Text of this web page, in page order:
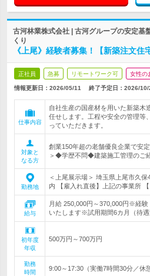
古河林業株式会社 | 古河グループの安定基
くり
《上尾》経験者募集！【新築注文
正社員 急募 リモートワーク可 女性の
情報更新日：2026/05/11 終了予定日： 2026/10/
仕事内容
自社生産の国産材を用いた新築木
任せします。工程や安全の管理等
っていただきます。
対象と
なる方
創業150年超の老舗優良企業で安
＞◆学歴不問◆建築施工管理のご
勤務地
＜上尾展示場＞ 埼玉県上尾市久
内 【雇入れ直後】上記の事業所 【
給与
月給 250,000円～370,000円※経
いたします※試用期間6カ月（待遇
初年度
年収
500万円～700万円
勤務
時間
9:00～17:30（実働7時間30分／休